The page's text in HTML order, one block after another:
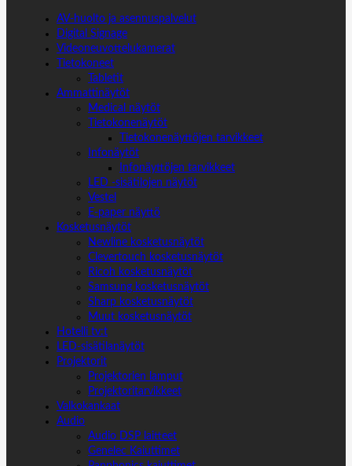
AV-huolto ja asennuspalvelut
Digital Signage
Videoneuvottelukamerat
Tietokoneet
Tabletit
Ammattinäytöt
Medical näytöt
Tietokonenäytöt
Tietokonenäyttöjen tarvikkeet
Infonäytöt
Infonäyttöjen tarvikkeet
LED -sisätilojen näytöt
Vestel
E-paper näyttö
Kosketusnäytöt
Newline kosketusnäytöt
Clevertouch kosketusnäytöt
Ricoh kosketusnäytöt
Samsung kosketusnäytöt
Sharp kosketusnäytöt
Muut kosketusnäytöt
Hotelli tv:t
LED-sisätilanäytöt
Projektorit
Projektorien lamput
Projektoritarvikkeet
Valkokankaat
Audio
Audio DSP laitteet
Genelec Kaiuttimet